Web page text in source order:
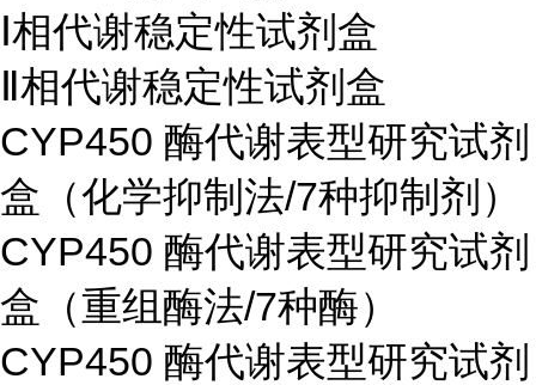
Ⅰ相代谢稳定性试剂盒
Ⅱ相代谢稳定性试剂盒
CYP450 酶代谢表型研究试剂
盒（化学抑制法/7种抑制剂）
CYP450 酶代谢表型研究试剂
盒（重组酶法/7种酶）
CYP450 酶代谢表型研究试剂